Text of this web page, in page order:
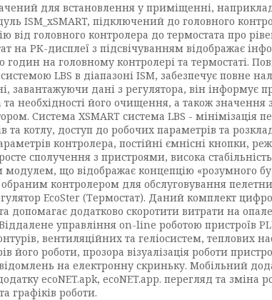
для встановлення у приміщенні,
ISM_xSMART, підключений до головного
від головного контролера до термостата про
на РК-дисплеї з підсвічуванням відображає
на головному контролері та термостаті.
LBS в діапазоні ISM, забезпечує повне
дані з регулятора, він інформує
та необхідності його очищення, а також
Система XSMART система LBS -
котлу, доступ до робочих параметрів та
контролера, постійні ємнісні кнопки,
сполучення з пристроями, висока
що відображає концепцію «розумного
контролером для обслуговування
EcoSter (Термостат). Даний комплект
додатково скоротити витрати на
управління on-line роботою пристроїв
вентиляційних та геліосистем, теплових
його роботи, прозора візуалізація роботи
на електронну скриньку. Мобільний
ecoNET.apk, ecoNET.app. перегляд та зміна
графіків роботи.